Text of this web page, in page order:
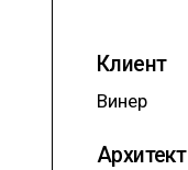
Клиент
Винер
Архитект